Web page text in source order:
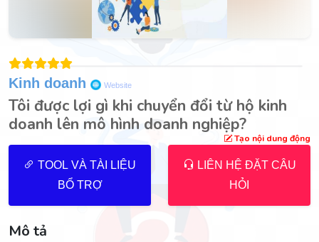
Kinh doanh Website
Tôi được lợi gì khi chuyển đổi từ hộ kinh
doanh lên mô hình doanh nghiệp?
Tạo nội dung động
TOOL VÀ TÀI LIỆU
BỔ TRỢ
LIÊN HỆ ĐẶT CÂU
HỎI
Mô tả